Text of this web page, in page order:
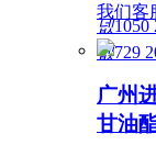
我们客
넶729
넶1050
广州
甘油